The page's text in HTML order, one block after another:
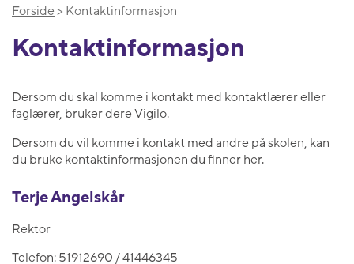
Forside > Kontaktinformasjon
Kontaktinformasjon
Dersom du skal komme i kontakt med kontaktlærer eller
faglærer, bruker dere Vigilo.
Dersom du vil komme i kontakt med andre på skolen, kan
du bruke kontaktinformasjonen du finner her.
Terje Angelskår
Rektor
Telefon: 51912690 / 41446345